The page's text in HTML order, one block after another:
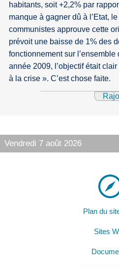
habitants, soit +2,2% par
manque à gagner dû à l’Etat,
communistes approuve cette
prévoit une baisse de 1% des
fonctionnement sur l’ensemble
année 2009, l’objectif était
à la crise ». C’est chose faite.
Vendredi 7 août 2026
Plan du
Sites